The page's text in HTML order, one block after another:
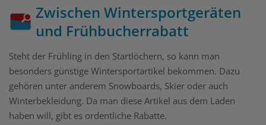
Zwischen Wintersportgeräten
und Frühbucherrabatt
Steht der Frühling in den Startlöchern, so kann man
besonders günstige Wintersportartikel bekommen. Dazu
gehören unter anderem Snowboards, Skier oder auch
Winterbekleidung. Da man diese Artikel aus dem Laden
haben will, gibt es ordentliche Rabatte.